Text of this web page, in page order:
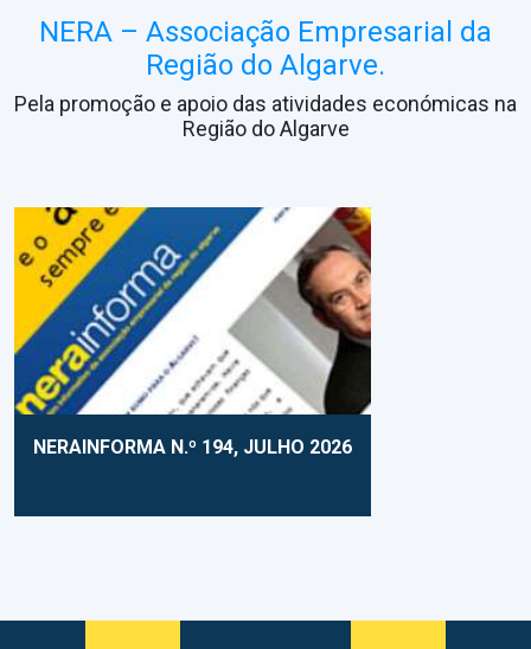
NERA – Associação Empresarial da
Região do Algarve.
Pela promoção e apoio das atividades económicas na
Região do Algarve
NERAINFORMA N.º 194, JULHO 2026